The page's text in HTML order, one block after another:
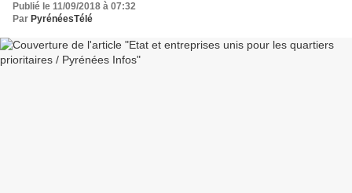
Publié le 11/09/2018 à 07:32
Par PyrénéesTélé